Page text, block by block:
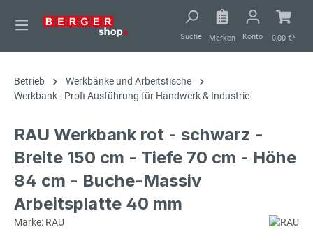
springen
Suche Merken Konto 0,00 €*
Betrieb
Werkbänke und Arbeitstische
Werkbank - Profi Ausführung für Handwerk & Industrie
RAU Werkbank rot - schwarz -
Breite 150 cm - Tiefe 70 cm - Höhe
84 cm - Buche-Massiv
Arbeitsplatte 40 mm
Marke: RAU